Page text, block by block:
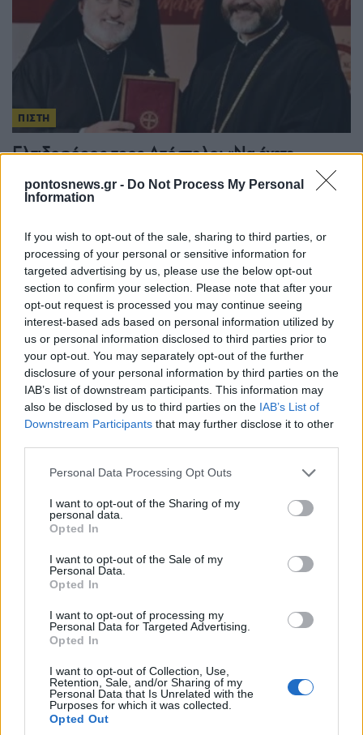
pontosnews.gr - Do Not Process My Personal
Information
If you wish to opt-out of the sale, sharing to third parties, or
processing of your personal or sensitive information for
targeted advertising by us, please use the below opt-out
section to confirm your selection. Please note that after your
opt-out request is processed you may continue seeing
interest-based ads based on personal information utilized by
us or personal information disclosed to third parties prior to
your opt-out. You may separately opt-out of the further
disclosure of your personal information by third parties on the
IAB’s list of downstream participants. This information may
also be disclosed by us to third parties on the IAB’s List of
Downstream Participants that may further disclose it to other
Please note that this website/app uses one or more Google
not limited to your visit or usage behaviour. You may click to
grant or deny consent to Google and its third-party tags to
use your data for below specified purposes in below Google
consent section.
Personal Data Processing Opt Outs
I want to opt-out of the Sharing of my
personal data.
Opted In
I want to opt-out of the Sale of my
Personal Data.
Opted In
I want to opt-out of processing my
Personal Data for Targeted Advertising.
Opted In
I want to opt-out of Collection, Use,
Retention, Sale, and/or Sharing of my
Personal Data that Is Unrelated with the
Purposes for which it was collected.
Opted Out
ΠΙΣΤΗ
Ελπιδοφόρος προς Απόστολο: «Να έχετε
καρποφόρα και μακρά διακονία στον Καναδά»
25/07/2026 - 9:06μμ
ΠΙΣΤΗ
Νέος αρχιεπίσκοπος Καναδά ο μητροπολίτης
Νέας Ιερσέης Απόστολος